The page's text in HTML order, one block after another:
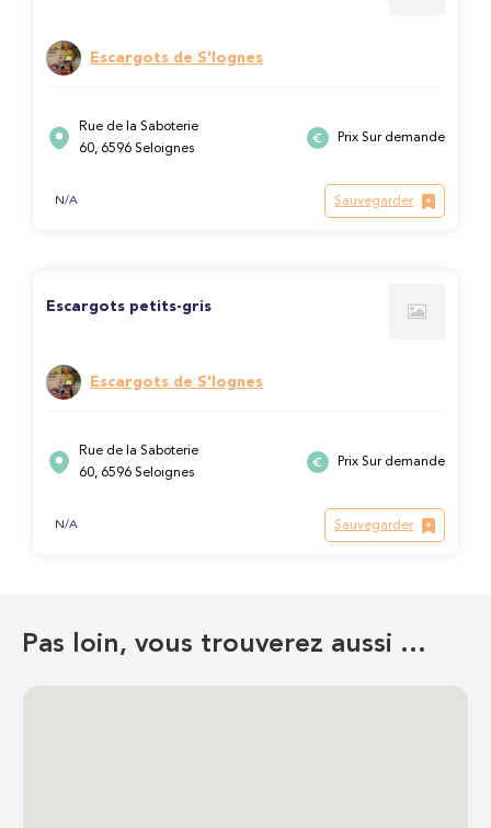
Escargots de S'lognes
Rue de la Saboterie
60, 6596 Seloignes
Prix Sur demande
N/A Sauvegarder
Escargots petits-gris
Escargots de S'lognes
Rue de la Saboterie
60, 6596 Seloignes
Prix Sur demande
N/A Sauvegarder
Pas loin, vous trouverez aussi …